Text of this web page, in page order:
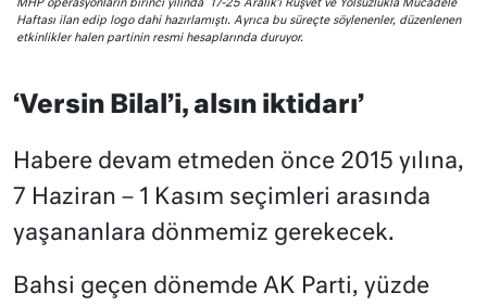
MHP operasyonların birinci yılında 17-25 Aralık’ı Rüşvet ve Yolsuzlukla Mücadele
Haftası ilan edip logo dahi hazırlamıştı. Ayrıca bu süreçte söylenenler, düzenlenen
etkinlikler halen partinin resmi hesaplarında duruyor.
‘Versin Bilal’i, alsın iktidarı’
Habere devam etmeden önce 2015 yılına,
7 Haziran – 1 Kasım seçimleri arasında
yaşananlara dönmemiz gerekecek.
Bahsi geçen dönemde AK Parti, yüzde